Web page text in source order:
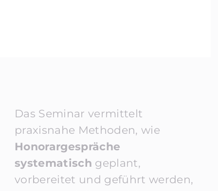
Das Seminar vermittelt
praxisnahe Methoden, wie
Honorargespräche
systematisch geplant,
vorbereitet und geführt werden,